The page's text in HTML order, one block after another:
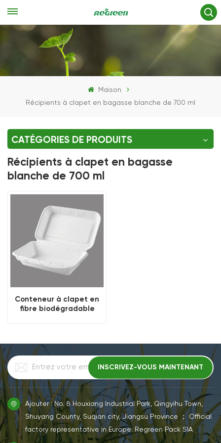
Maison
Récipients à clapet en bagasse blanche de 700 ml
CATÉGORIES DE PRODUITS
Récipients à clapet en bagasse
blanche de 700 ml
Conteneur à clapet en
fibre biodégradable
Ajouter : No. 8 Houxiang Industrial Park, Qingyihu Town,
Shuyang County, Suqian city, Jiangsu Province ； Official
factory representative in Europe: Regreen Pack SIA